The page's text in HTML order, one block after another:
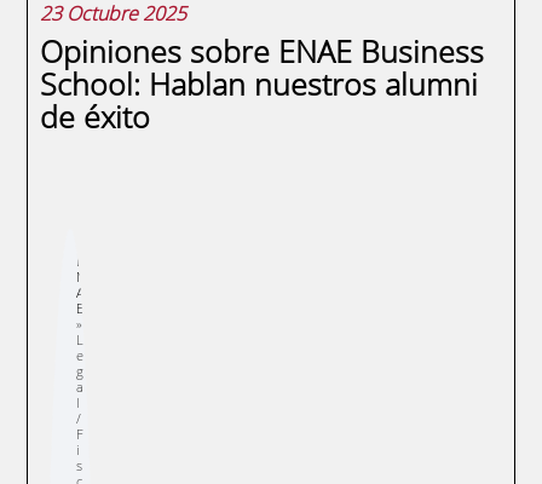
23 Octubre 2025
Opiniones sobre ENAE Business
School: Hablan nuestros alumni
de éxito
Sobrescribir
enlaces
de
ayuda
a
la
navegación
E
N
A
E
L
e
g
a
l
/
F
i
s